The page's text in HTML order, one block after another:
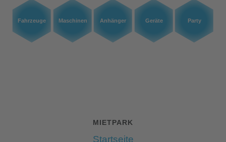
Fahrzeuge Maschinen Anhänger Geräte Party
MIETPARK
Startseite